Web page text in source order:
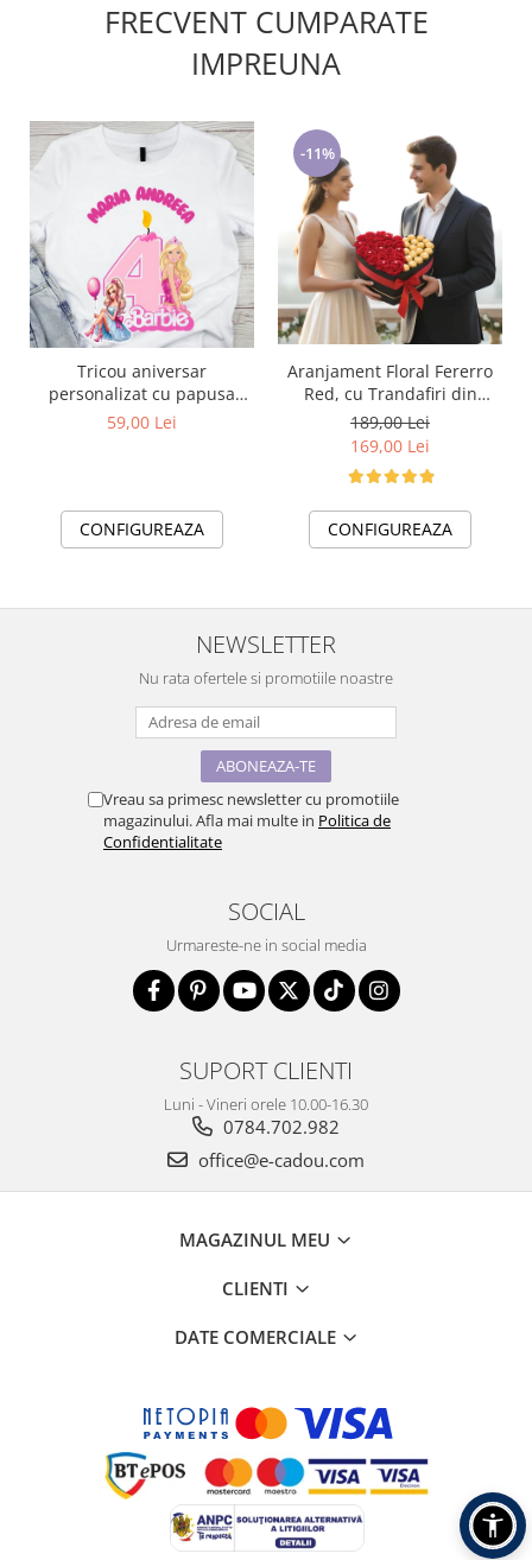
FRECVENT CUMPARATE
IMPREUNA
Tricou aniversar
personalizat cu papusa
Barbie TAN1011
59,00 Lei
CONFIGUREAZA
-11%
Aranjament Floral Fererro
Red, cu Trandafiri din
sapun
189,00 Lei
169,00 Lei
CONFIGUREAZA
NEWSLETTER
Nu rata ofertele si promotiile noastre
Vreau sa primesc newsletter cu promotiile
magazinului. Afla mai multe in Politica de
Confidentialitate
SOCIAL
Urmareste-ne in social media
SUPORT CLIENTI
Luni - Vineri orele 10.00-16.30
0784.702.982
office@e-cadou.com
MAGAZINUL MEU
CLIENTI
DATE COMERCIALE